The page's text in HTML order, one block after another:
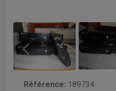
Référence: 189734